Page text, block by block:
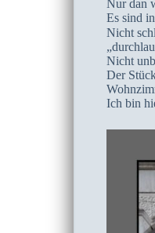
Nur dan
Es sind
Nicht
Nicht
Der
Ich bin